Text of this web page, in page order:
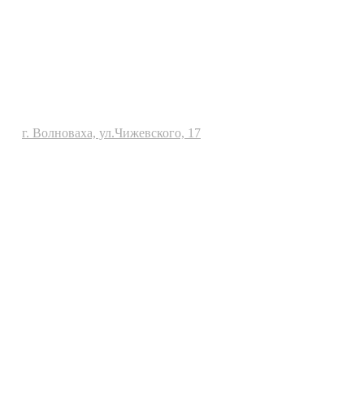
г. Волноваха, ул.Чижевского, 17